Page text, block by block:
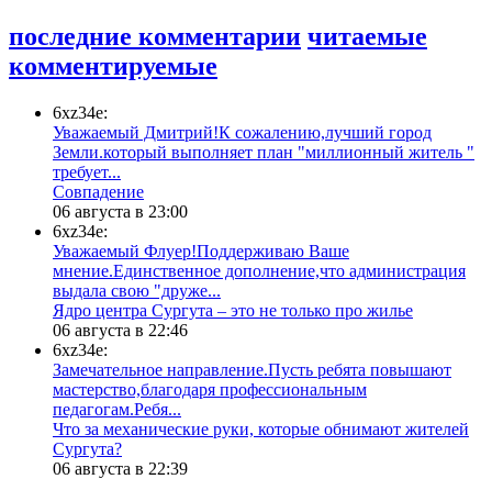
последние комментарии читаемые
комментируемые
6xz34e:
Уважаемый Дмитрий!К сожалению,лучший город
Земли.который выполняет план "миллионный житель "
требует...
​Совпадение
06 августа в 23:00
6xz34e:
Уважаемый Флуер!Поддерживаю Ваше
мнение.Единственное дополнение,что администрация
выдала свою "друже...
​Ядро центра Сургута ‒ это не только про жилье
06 августа в 22:46
6xz34e:
Замечательное направление.Пусть ребята повышают
мастерство,благодаря профессиональным
педагогам.Ребя...
​Что за механические руки, которые обнимают жителей
Сургута?
06 августа в 22:39